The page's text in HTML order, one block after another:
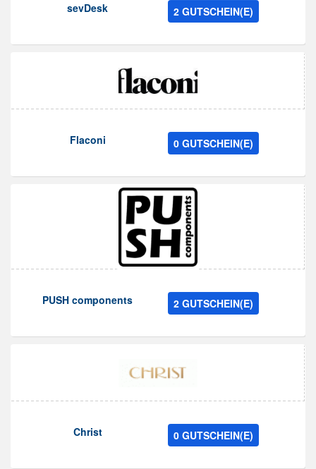
sevDesk 2 GUTSCHEIN(E)
Flaconi 0 GUTSCHEIN(E)
PUSH components 2 GUTSCHEIN(E)
Christ 0 GUTSCHEIN(E)